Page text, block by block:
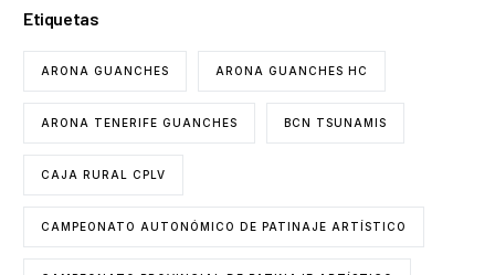
Etiquetas
ARONA GUANCHES ARONA GUANCHES HC
ARONA TENERIFE GUANCHES BCN TSUNAMIS
CAJA RURAL CPLV
CAMPEONATO AUTONÓMICO DE PATINAJE ARTÍSTICO